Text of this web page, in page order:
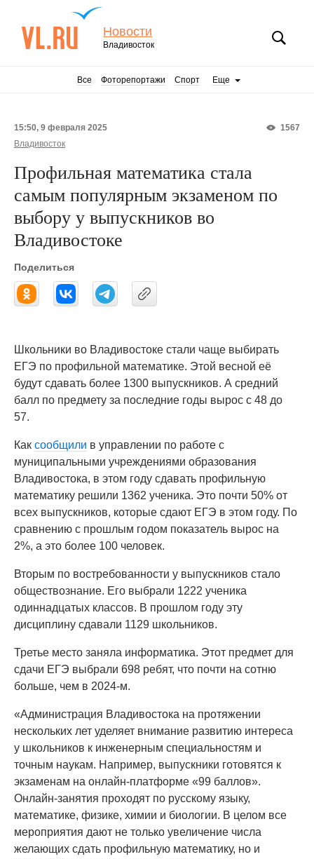
Новости
Владивосток
Все Фоторепортажи Спорт Еще
1567
15:50, 9 февраля 2025
Владивосток
Профильная математика стала
самым популярным экзаменом по
выбору у выпускников во
Владивостоке
Поделиться
Школьники во Владивостоке стали чаще выбирать
ЕГЭ по профильной математике. Этой весной её
будут сдавать более 1300 выпускников. А средний
балл по предмету за последние годы вырос с 48 до
57.
Как сообщили в управлении по работе с
муниципальными учреждениями образования
Владивостока, в этом году сдавать профильную
математику решили 1362 ученика. Это почти 50% от
всех выпускников, которые сдают ЕГЭ в этом году. По
сравнению с прошлым годом показатель вырос на
2%, а это более 100 человек.
Вторым по востребованности у выпускников стало
обществознание. Его выбрали 1222 ученика
одиннадцатых классов. В прошлом году эту
дисциплину сдавали 1129 школьников.
Третье место заняла информатика. Этот предмет для
сдачи ЕГЭ выбрали 698 ребят, что почти на сотню
больше, чем в 2024-м.
«Администрация Владивостока на протяжении
нескольких лет уделяет внимание развитию интереса
у школьников к инженерным специальностям и
точным наукам. Например, выпускники готовятся к
экзаменам на онлайн-платформе «99 баллов».
Онлайн-занятия проходят по русскому языку,
математике, физике, химии и биологии. В целом все
мероприятия дают не только увеличение числа
желающих сдать профильную математику, но и